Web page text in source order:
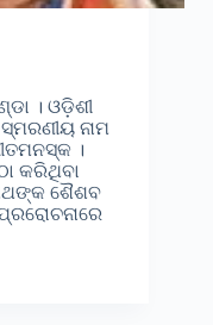
। ଓଡ଼ିଶୀ
ନାମ
।
କରିଥିବା
ଶୈଶବ